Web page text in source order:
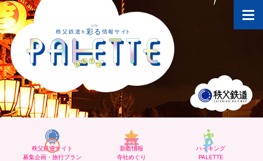
秩父鉄道サイト 新着情報
ハイキング
募集企画・旅行プラン
寺社めぐり PALETTE